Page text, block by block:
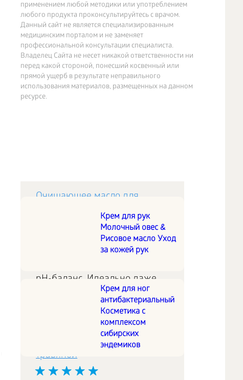
применением любой методики или употреблением
любого продукта проконсультируйтесь с врачом.
Данный сайт не является специализированным
медицинским порталом и не заменяет
профессиональной консультации специалиста.
Владелец Сайта не несет никакой ответственности ни
перед какой стороной, понесший косвенный или
прямой ущерб в результате неправильного
использования материалов, размещенных на данном
ресурсе.
Очищающее масло для
Деликатное очищение:
pH-баланс. Идеально даже
для особо чувствительной
Бальзам для умывания
травяной
Крем для рук
Молочный овес &
Рисовое масло Уход
за кожей рук
Крем для ног
антибактериальный
Косметика с
комплексом
сибирских
эндемиков